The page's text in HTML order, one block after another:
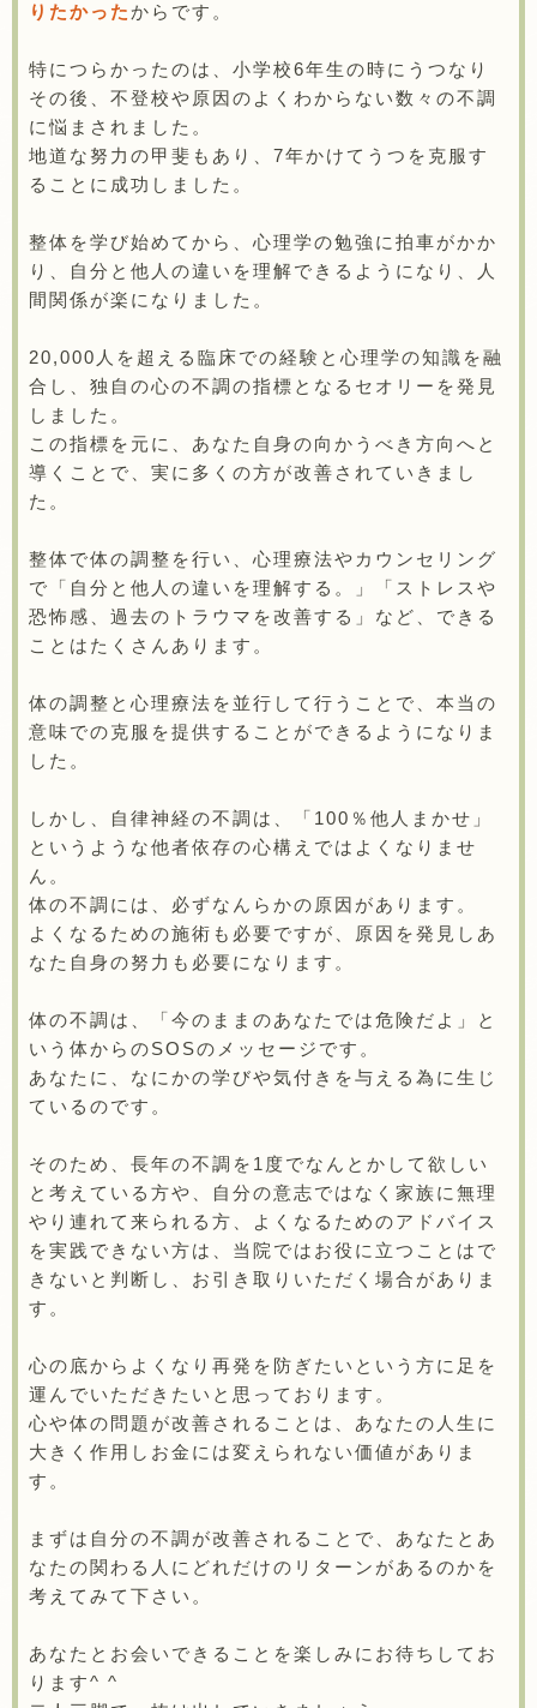
りたかったからです。
特につらかったのは、小学校6年生の時にうつなり
その後、不登校や原因のよくわからない数々の不調
に悩まされました。
地道な努力の甲斐もあり、7年かけてうつを克服す
ることに成功しました。
整体を学び始めてから、心理学の勉強に拍車がかか
り、自分と他人の違いを理解できるようになり、人
間関係が楽になりました。
20,000人を超える臨床での経験と心理学の知識を融
合し、独自の心の不調の指標となるセオリーを発見
しました。
この指標を元に、あなた自身の向かうべき方向へと
導くことで、実に多くの方が改善されていきまし
た。
整体で体の調整を行い、心理療法やカウンセリング
で「自分と他人の違いを理解する。」「ストレスや
恐怖感、過去のトラウマを改善する」など、できる
ことはたくさんあります。
体の調整と心理療法を並行して行うことで、本当の
意味での克服を提供することができるようになりま
した。
しかし、自律神経の不調は、「100％他人まかせ」
というような他者依存の心構えではよくなりませ
ん。
体の不調には、必ずなんらかの原因があります。
よくなるための施術も必要ですが、原因を発見しあ
なた自身の努力も必要になります。
体の不調は、「今のままのあなたでは危険だよ」と
いう体からのSOSのメッセージです。
あなたに、なにかの学びや気付きを与える為に生じ
ているのです。
そのため、長年の不調を1度でなんとかして欲しい
と考えている方や、自分の意志ではなく家族に無理
やり連れて来られる方、よくなるためのアドバイス
を実践できない方は、当院ではお役に立つことはで
きないと判断し、お引き取りいただく場合がありま
す。
心の底からよくなり再発を防ぎたいという方に足を
運んでいただきたいと思っております。
心や体の問題が改善されることは、あなたの人生に
大きく作用しお金には変えられない価値がありま
す。
まずは自分の不調が改善されることで、あなたとあ
なたの関わる人にどれだけのリターンがあるのかを
考えてみて下さい。
あなたとお会いできることを楽しみにお待ちしてお
ります^ ^